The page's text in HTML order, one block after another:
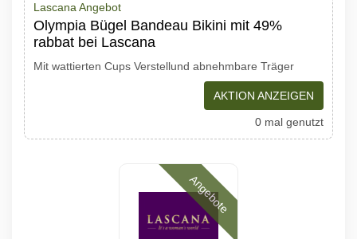
Lascana Angebot
Olympia Bügel Bandeau Bikini mit 49%
rabbat bei Lascana
Mit wattierten Cups Verstellund abnehmbare Träger
AKTION ANZEIGEN
0 mal genutzt
Angebote